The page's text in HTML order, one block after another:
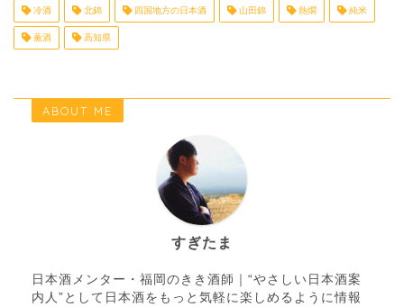
冷酒 北錦 四国地方の日本酒 山田錦 熱燗 純米
薫酒 高知県
ABOUT ME
すぎたま
日本酒メンター・福岡のきき酒師｜“やさしい日本酒案
内人”として日本酒をもっと気軽に楽しめるように情報